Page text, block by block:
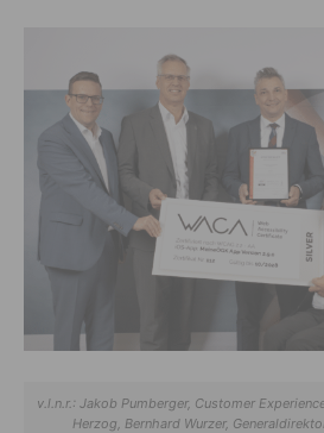
v.l.n.r.: Jakob Pumberger, Customer
Herzog, Bernhard Wurzer,